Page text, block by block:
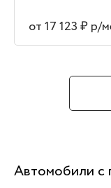
от 17 123 ₽ р/
Автомобили с